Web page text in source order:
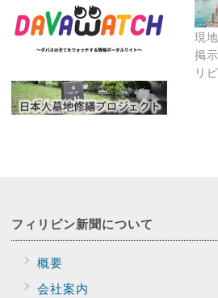
現
掲
リ
フィリピン新聞について
概要
会社案内